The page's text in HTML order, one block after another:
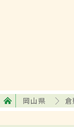
岡山県